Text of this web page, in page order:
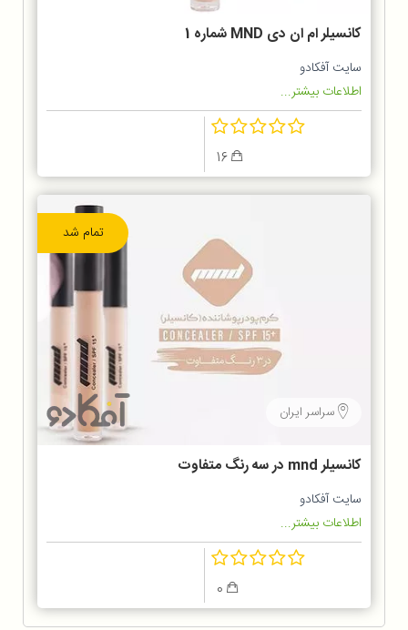
کانسیلر ام ان دی MND شماره 1
سایت آفکادو
اطلاعات بیشتر...
تمام شد
سراسر ایران
کانسیلر mnd در سه رنگ متفاوت
سایت آفکادو
اطلاعات بیشتر...